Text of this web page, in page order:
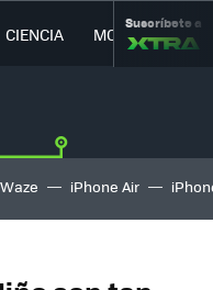
CIENCIA MOVILIDAD
Suscríbete a
Waze iPhone Air